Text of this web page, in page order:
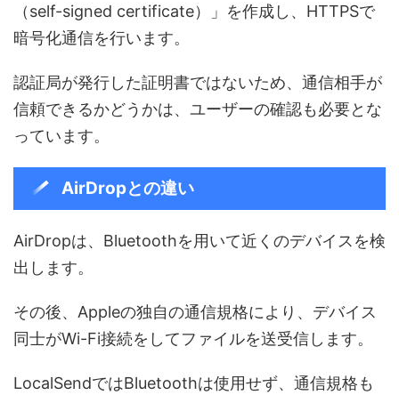
（self-signed certificate）」を作成し、HTTPSで
暗号化通信を行います。
認証局が発行した証明書ではないため、通信相手が
信頼できるかどうかは、ユーザーの確認も必要とな
っています。
AirDropとの違い
AirDropは、Bluetoothを用いて近くのデバイスを検
出します。
その後、Appleの独自の通信規格により、デバイス
同士がWi-Fi接続をしてファイルを送受信します。
LocalSendではBluetoothは使用せず、通信規格も